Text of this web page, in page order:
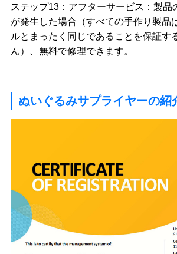
ステップ13：アフターサービス：製品
が発生した場合（すべての手作り製品
ルとまったく同じであることを保証す
ん）、無料で修理できます。
ぬいぐるみサプライヤーの紹